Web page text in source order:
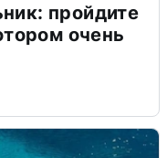
пройдите
очень